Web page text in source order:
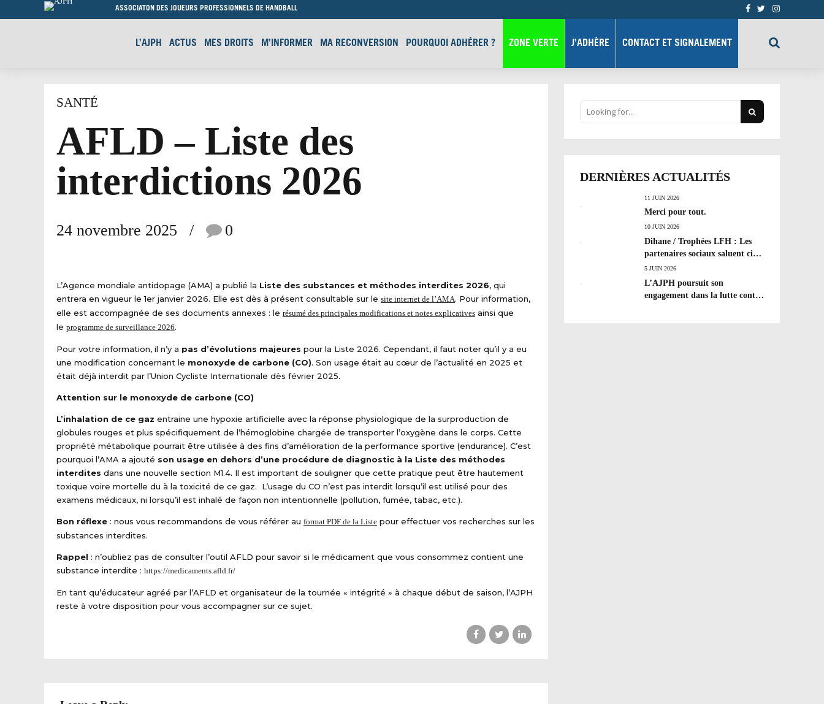
ASSOCIATON DES JOUEURS PROFESSIONNELS DE HANDBALL
L’AJPH ACTUS MES DROITS M’INFORMER MA RECONVERSION POURQUOI ADHÉRER ? ZONE VERTE J’ADHÈRE CONTACT ET SIGNALEMENT
SANTÉ
AFLD – Liste des
interdictions 2026
24 novembre 2025 0
L’Agence mondiale antidopage (AMA) a publié la Liste des substances et méthodes interdites 2026, qui
entrera en vigueur le 1er janvier 2026. Elle est dès à présent consultable sur le site internet de l’AMA. Pour information,
elle est accompagnée de ses documents annexes : le résumé des principales modifications et notes explicatives ainsi que
le programme de surveillance 2026.
Pour votre information, il n’y a pas d’évolutions majeures pour la Liste 2026. Cependant, il faut noter qu’il y a eu
une modification concernant le monoxyde de carbone (CO). Son usage était au cœur de l’actualité en 2025 et
était déjà interdit par l’Union Cycliste Internationale dès février 2025.
Attention sur le monoxyde de carbone (CO)
L’inhalation de ce gaz entraine une hypoxie artificielle avec la réponse physiologique de la surproduction de
globules rouges et plus spécifiquement de l’hémoglobine chargée de transporter l’oxygène dans le corps. Cette
propriété métabolique pourrait être utilisée à des fins d’amélioration de la performance sportive (endurance). C’est
pourquoi l’AMA a ajouté son usage en dehors d’une procédure de diagnostic à la Liste des méthodes
interdites dans une nouvelle section M1.4. Il est important de souligner que cette pratique peut être hautement
toxique voire mortelle du à la toxicité de ce gaz. L’usage du CO n’est pas interdit lorsqu’il est utilisé pour des
examens médicaux, ni lorsqu’il est inhalé de façon non intentionnelle (pollution, fumée, tabac, etc.).
Bon réflexe : nous vous recommandons de vous référer au format PDF de la Liste pour effectuer vos recherches sur les
substances interdites.
Rappel : n’oubliez pas de consulter l’outil AFLD pour savoir si le médicament que vous consommez contient une
substance interdite : https://medicaments.afld.fr/
En tant qu’éducateur agréé par l’AFLD et organisateur de la tournée « intégrité » à chaque début de saison, l’AJPH
reste à votre disposition pour vous accompagner sur ce sujet.
DERNIÈRES ACTUALITÉS
11 JUIN 2026
Merci pour tout.
10 JUIN 2026
Dihane / Trophées LFH : Les
partenaires sociaux saluent cinq
années de progrès social et les
efforts à poursuivre !
5 JUIN 2026
L’AJPH poursuit son
engagement dans la lutte contre